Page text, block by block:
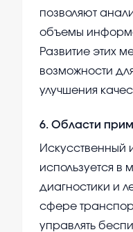
позволяют
объемы
Развитие этих
возможности
улучшения
6. Области
Искусственный
используется в
диагностики и
сфере
управлять